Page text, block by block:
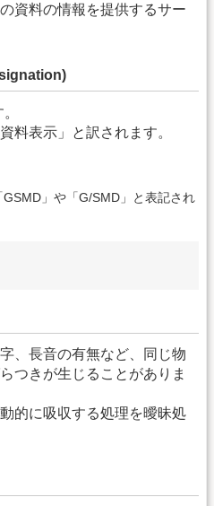
資料の情報を提供するサー
料表示」と訳されます。
」や「G/SMD」と表記され
、長音の有無など、同じ物
つきが生じることがありま
的に吸収する処理を曖昧処